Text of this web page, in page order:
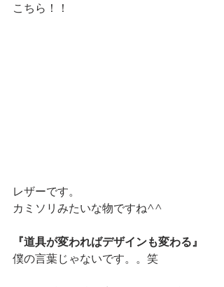
こちら！！
レザーです。
カミソリみたいな物ですね^^
『道具が変わればデザインも変わる』
僕の言葉じゃないです。。笑